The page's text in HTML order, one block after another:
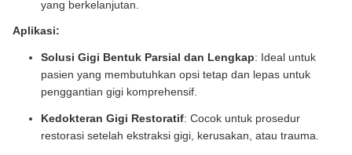
yang berkelanjutan.
Aplikasi:
Solusi Gigi Bentuk Parsial dan Lengkap: Ideal untuk
pasien yang membutuhkan opsi tetap dan lepas untuk
penggantian gigi komprehensif.
Kedokteran Gigi Restoratif: Cocok untuk prosedur
restorasi setelah ekstraksi gigi, kerusakan, atau trauma.